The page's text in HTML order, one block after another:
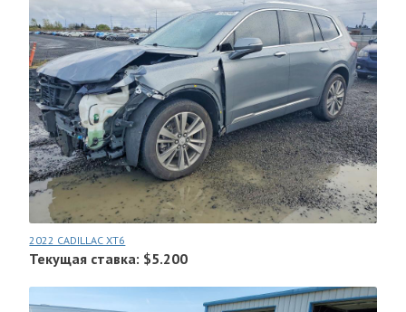
2022 CADILLAC XT6
Текущая ставка: $5.200